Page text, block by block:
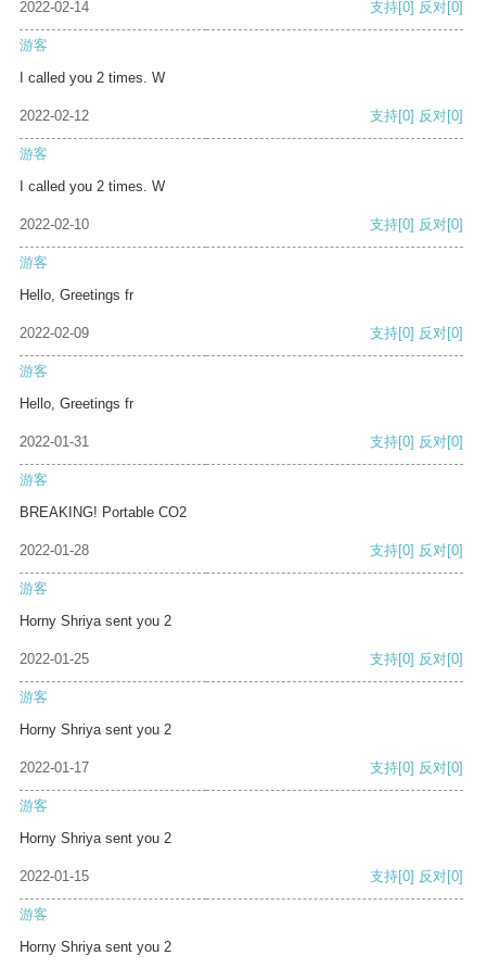
2022-02-14 支持[0] 反对[0]
游客
I called you 2 times. W
2022-02-12 支持[0] 反对[0]
游客
I called you 2 times. W
2022-02-10 支持[0] 反对[0]
游客
Hello, Greetings fr
2022-02-09 支持[0] 反对[0]
游客
Hello, Greetings fr
2022-01-31 支持[0] 反对[0]
游客
BREAKING! Portable CO2
2022-01-28 支持[0] 反对[0]
游客
Horny Shriya sent you 2
2022-01-25 支持[0] 反对[0]
游客
Horny Shriya sent you 2
2022-01-17 支持[0] 反对[0]
游客
Horny Shriya sent you 2
2022-01-15 支持[0] 反对[0]
游客
Horny Shriya sent you 2